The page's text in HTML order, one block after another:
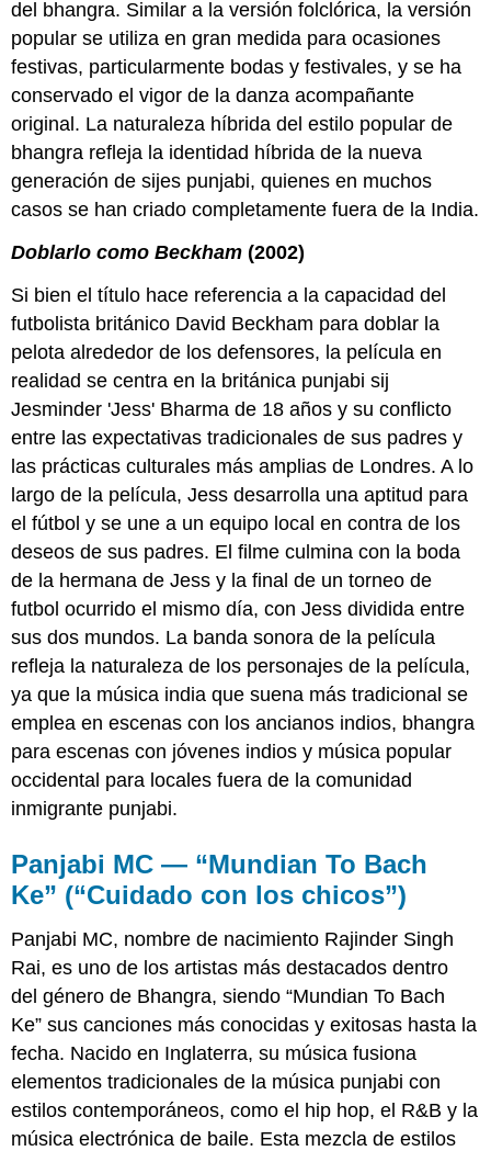
del bhangra. Similar a la versión folclórica, la versión
popular se utiliza en gran medida para ocasiones
festivas, particularmente bodas y festivales, y se ha
conservado el vigor de la danza acompañante
original. La naturaleza híbrida del estilo popular de
bhangra refleja la identidad híbrida de la nueva
generación de sijes punjabi, quienes en muchos
casos se han criado completamente fuera de la India.
Doblarlo como Beckham (2002)
Si bien el título hace referencia a la capacidad del
futbolista británico David Beckham para doblar la
pelota alrededor de los defensores, la película en
realidad se centra en la británica punjabi sij
Jesminder 'Jess' Bharma de 18 años y su conflicto
entre las expectativas tradicionales de sus padres y
las prácticas culturales más amplias de Londres. A lo
largo de la película, Jess desarrolla una aptitud para
el fútbol y se une a un equipo local en contra de los
deseos de sus padres. El filme culmina con la boda
de la hermana de Jess y la final de un torneo de
futbol ocurrido el mismo día, con Jess dividida entre
sus dos mundos. La banda sonora de la película
refleja la naturaleza de los personajes de la película,
ya que la música india que suena más tradicional se
emplea en escenas con los ancianos indios, bhangra
para escenas con jóvenes indios y música popular
occidental para locales fuera de la comunidad
inmigrante punjabi.
Panjabi MC — “Mundian To Bach
Ke” (“Cuidado con los chicos”)
Panjabi MC, nombre de nacimiento Rajinder Singh
Rai, es uno de los artistas más destacados dentro
del género de Bhangra, siendo “Mundian To Bach
Ke” sus canciones más conocidas y exitosas hasta la
fecha. Nacido en Inglaterra, su música fusiona
elementos tradicionales de la música punjabi con
estilos contemporáneos, como el hip hop, el R&B y la
música electrónica de baile. Esta mezcla de estilos